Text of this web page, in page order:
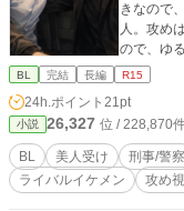
きなので
人。攻め
ので、ゆ
容は全然ゆるくないで
写が入り
つけさせ
※※ BLシ
す。 イラ
BL 完結 長編 R15
24h.ポイント 21pt
小説 26,327 位 / 228,870
BL 美人受け 刑事/警察
ライバルイケメン
攻め